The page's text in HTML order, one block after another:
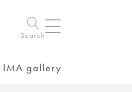
Search
IMA gallery